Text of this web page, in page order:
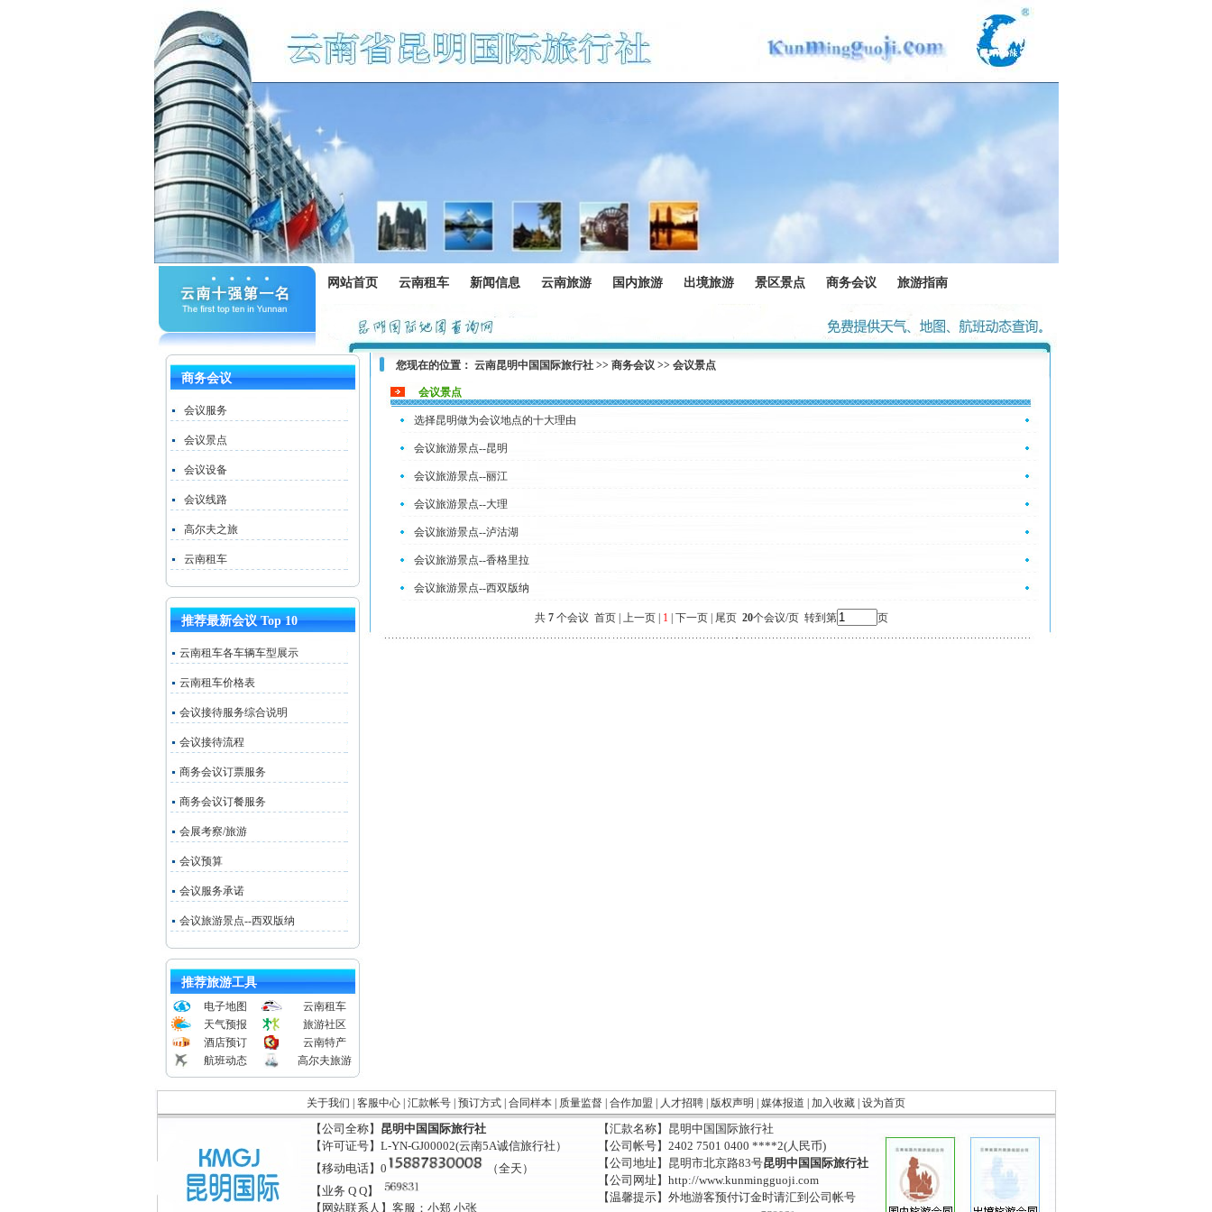
网站首页 云南租车 新闻信息 云南旅游 国内旅游 出境旅游 景区景点 商务会议 旅游指南
商务会议
会议服务
会议景点
会议设备
会议线路
高尔夫之旅
云南租车
推荐最新会议 Top 10
云南租车各车辆车型展示
云南租车价格表
会议接待服务综合说明
会议接待流程
商务会议订票服务
商务会议订餐服务
会展考察/旅游
会议预算
会议服务承诺
会议旅游景点--西双版纳
推荐旅游工具
电子地图
云南租车
天气预报
旅游社区
酒店预订
云南特产
航班动态
高尔夫旅游
您现在的位置： 云南昆明中国国际旅行社>> 商务会议>> 会议景点
会议景点
选择昆明做为会议地点的十大理由
会议旅游景点--昆明
会议旅游景点--丽江
会议旅游景点--大理
会议旅游景点--泸沽湖
会议旅游景点--香格里拉
会议旅游景点--西双版纳
共 7个会议 首页 | 上一页 | 1| 下一页 | 尾页 20个会议/页 转到第 页
关于我们 客服中心 汇款帐号 预订方式 合同样本 质量监督 合作加盟 人才招聘 版权声明 媒体报道 加入收藏 设为首页
【公司全称】 昆明中国国际旅行社
【许可证号】L-YN-GJ00002(云南5A诚信旅行社）
【移动电话】0
（全天）
【业务 Q Q】
【网站联系人】客服：小郑 小张
【汇款名称】昆明中国国际旅行社
【公司帐号】2402 7501 0400 ****2(人民币)
【公司地址】昆明市北京路83号昆明中国国际旅行社
【公司网址】http://www.kunmingguoji.com
【温馨提示】外地游客预付订金时请汇到公司帐号